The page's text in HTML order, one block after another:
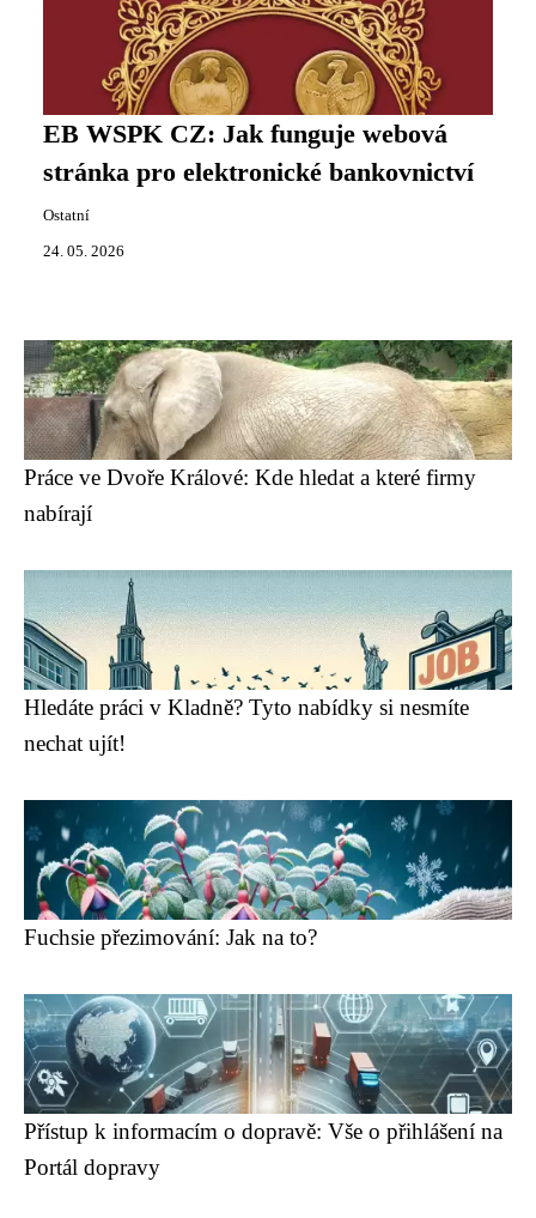
EB WSPK CZ: Jak funguje webová
stránka pro elektronické bankovnictví
Ostatní
24. 05. 2026
Práce ve Dvoře Králové: Kde hledat a které firmy
nabírají
Hledáte práci v Kladně? Tyto nabídky si nesmíte
nechat ujít!
Fuchsie přezimování: Jak na to?
Přístup k informacím o dopravě: Vše o přihlášení na
Portál dopravy